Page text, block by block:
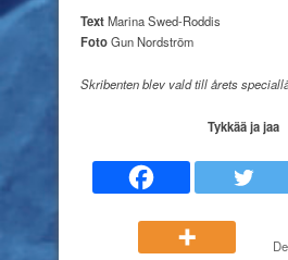
TextMarina Swed-Roddis
FotoGun Nordström
Skribenten blev vald till årets
Tykkää ja jaa